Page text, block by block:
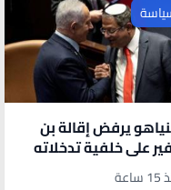
يرفض إقالة بن
على خلفية تدخلاته
الشرطة الإسرائيلية